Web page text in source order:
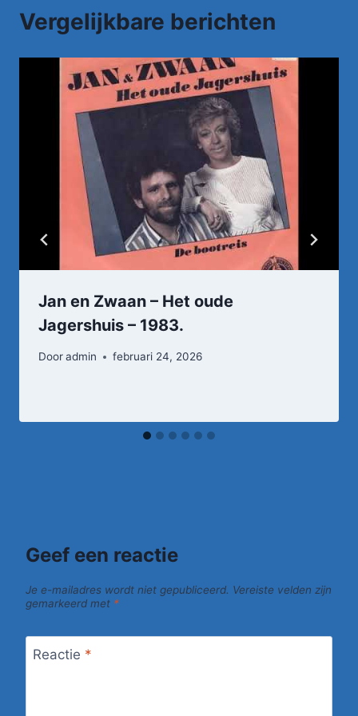
Vergelijkbare berichten
Jan en Zwaan – Het oude
Jagershuis – 1983.
Dooradmin februari 24, 2026
Geef een reactie
Je e-mailadres wordt niet gepubliceerd. Vereiste velden zijn
gemarkeerd met *
Reactie *